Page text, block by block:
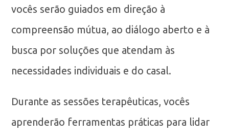
vocês serão guiados em direção à
compreensão mútua, ao diálogo aberto e à
busca por soluções que atendam às
necessidades individuais e do casal.
Durante as sessões terapêuticas, vocês
aprenderão ferramentas práticas para lidar